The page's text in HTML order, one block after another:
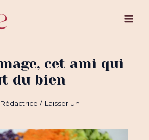
Main
cet ami qui
du bien
Rédactrice/ Laisser un